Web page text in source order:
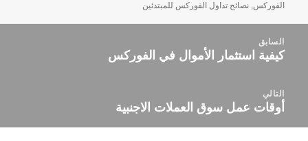
الفوركس,نصائح تداول الفوركس للمبتدئين
المقالاتالسابق
المقالة
كيفية استثمار الأموال في الفوركس
التالي
المقالة
أوقات عمل سوق العملات الاجنبية